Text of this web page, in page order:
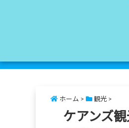
ホーム > 観光 >
ケアンズ